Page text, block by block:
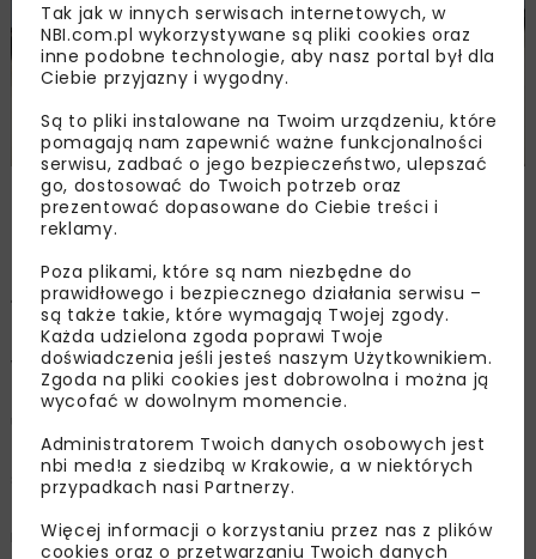
Podpisanie trzech umów na modernizację 150 wagonów,
fot. PKP Intercity SA, www.intercity.pl
133 ze 150 wagonów po modernizacjibędzie wagonami
bezprzedziałowymi I i II klasy. W wagonach zostaną
wymienione niemal ich wszystkie elementy: okna, wózki,
zapewniające wygodną jazdę z prędkością 160 km/h i
zainstalowany system informujący o kolejnych
stacjach. W ramach zamówienia wykonawca będzie
rewizyjnych aż do kolejnej modernizacji. Zakłady
Tak jak w innych serwisach internetowych, w
NBI.com.pl wykorzystywane są pliki cookies oraz
inne podobne technologie, aby nasz portal był dla
Ciebie przyjazny i wygodny.
Są to pliki instalowane na Twoim urządzeniu, które
pomagają nam zapewnić ważne funkcjonalności
serwisu, zadbać o jego bezpieczeństwo, ulepszać
go, dostosować do Twoich potrzeb oraz
prezentować dopasowane do Ciebie treści i
reklamy.
Poza plikami, które są nam niezbędne do
prawidłowego i bezpiecznego działania serwisu –
są także takie, które wymagają Twojej zgody.
Każda udzielona zgoda poprawi Twoje
doświadczenia jeśli jesteś naszym Użytkownikiem.
Zgoda na pliki cookies jest dobrowolna i można ją
wycofać w dowolnym momencie.
Administratorem Twoich danych osobowych jest
nbi med!a z siedzibą w Krakowie, a w niektórych
przypadkach nasi Partnerzy.
Więcej informacji o korzystaniu przez nas z plików
cookies oraz o przetwarzaniu Twoich danych